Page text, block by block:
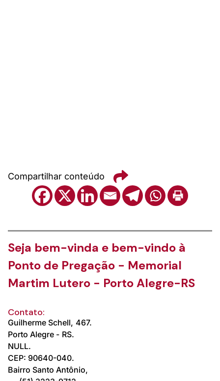
Compartilhar conteúdo
Seja bem-vinda e bem-vindo à
Ponto de Pregação - Memorial
Martim Lutero - Porto Alegre-RS
Contato:
Guilherme Schell, 467.
Porto Alegre - RS.
NULL.
CEP: 90640-040.
Bairro Santo Antônio,